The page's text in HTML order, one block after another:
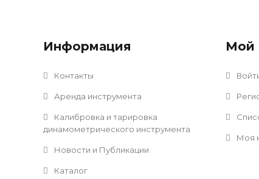
Информация
Контакты
Аренда инструмента
Калибровка и тарировка
динамометрического инструмента
Новости и Публикации
Каталог
Мой
Моя